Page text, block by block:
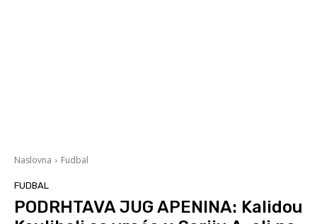
Naslovna Fudbal
FUDBAL
PODRHTAVA JUG APENINA: Kalidou